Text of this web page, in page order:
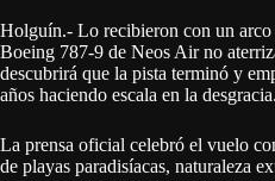
Holguín.- Lo recibieron con un arco
Boeing 787-9 de Neos Air no
descubrirá que la pista terminó y
años haciendo escala en la desgracia.
La prensa oficial celebró el vuelo
de playas paradisíacas, naturaleza